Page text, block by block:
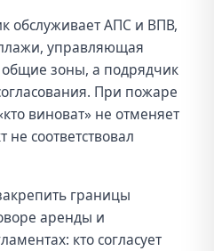
обслуживает АПС и ВПВ,
управляющая
зоны, а подрядчик
При пожаре
виноват» не отменяет
соответствовал
границы
аренды и
кто согласует